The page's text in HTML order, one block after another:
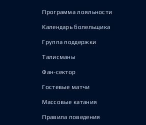
Программа лояльности
Календарь болельщика
Группа поддержки
Талисманы
Фан-сектор
Гостевые матчи
Массовые катания
Правила поведения